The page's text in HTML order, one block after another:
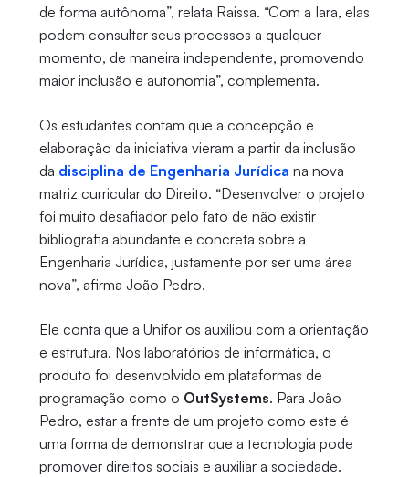
de forma autônoma”, relata Raissa. “Com a Iara, elas
podem consultar seus processos a qualquer
momento, de maneira independente, promovendo
maior inclusão e autonomia”, complementa.
Os estudantes contam que a concepção e
elaboração da iniciativa vieram a partir da inclusão
da disciplina de Engenharia Jurídica na nova
matriz curricular do Direito. “Desenvolver o projeto
foi muito desafiador pelo fato de não existir
bibliografia abundante e concreta sobre a
Engenharia Jurídica, justamente por ser uma área
nova”, afirma João Pedro.
Ele conta que a Unifor os auxiliou com a orientação
e estrutura. Nos laboratórios de informática, o
produto foi desenvolvido em plataformas de
programação como o OutSystems. Para João
Pedro, estar a frente de um projeto como este é
uma forma de demonstrar que a tecnologia pode
promover direitos sociais e auxiliar a sociedade.